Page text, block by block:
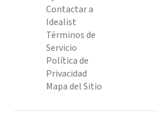
Contactar a
Idealist
Términos de
Servicio
Política de
Privacidad
Mapa del Sitio